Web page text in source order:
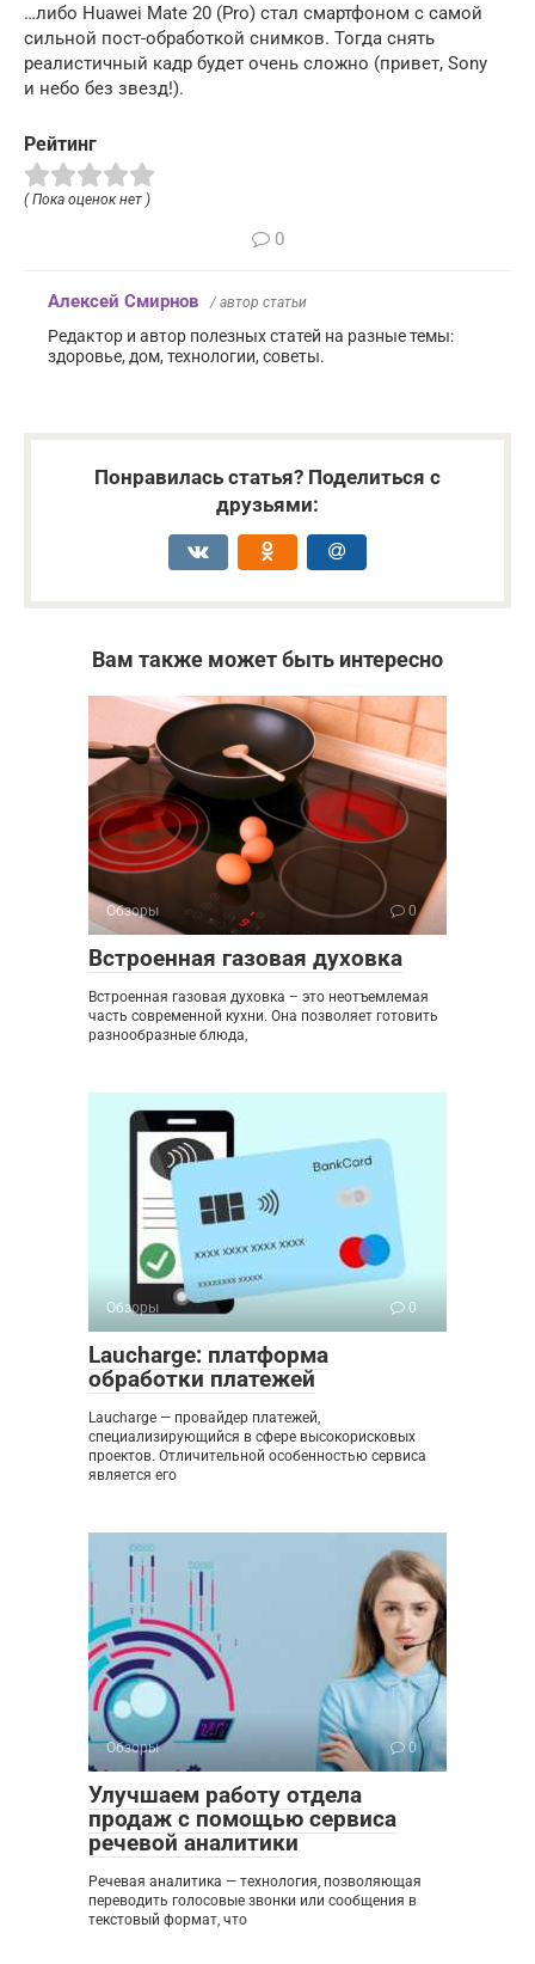
…либо Huawei Mate 20 (Pro) стал смартфоном с самой
сильной пост-обработкой снимков. Тогда снять
реалистичный кадр будет очень сложно (привет, Sony
и небо без звезд!).
Рейтинг
( Пока оценок нет )
0
Алексей Смирнов / автор статьи
Редактор и автор полезных статей на разные темы:
здоровье, дом, технологии, советы.
Понравилась статья? Поделиться с
друзьями:
Вам также может быть интересно
Обзоры 0
Встроенная газовая духовка
Встроенная газовая духовка – это неотъемлемая
часть современной кухни. Она позволяет готовить
разнообразные блюда,
Обзоры 0
Laucharge: платформа
обработки платежей
Laucharge — провайдер платежей,
специализирующийся в сфере высокорисковых
проектов. Отличительной особенностью сервиса
является его
Обзоры 0
Улучшаем работу отдела
продаж с помощью сервиса
речевой аналитики
Речевая аналитика — технология, позволяющая
переводить голосовые звонки или сообщения в
текстовый формат, что